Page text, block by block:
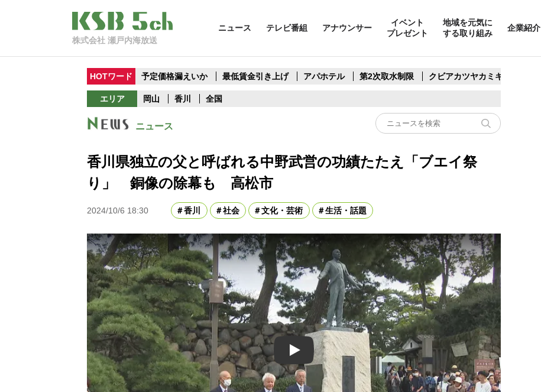
株式会社 瀬戸内海放送
ニュース テレビ番組 アナウンサー
イベント
プレゼント
地域を元気に
する取り組み
企業紹介
HOTワード 予定価格漏えいか 最低賃金引き上げ アパホテル 第2次取水制限 クビアカツヤカミキリ
エリア 岡山 香川 全国
ニュース
香川県独立の父と呼ばれる中野武営の功績たたえ「ブエイ祭
り」 銅像の除幕も 高松市
2024/10/6 18:30 香川 社会 文化・芸術 生活・話題
Play